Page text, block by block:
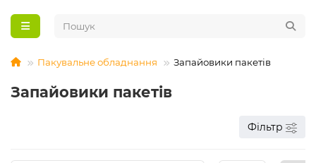
Пакувальне обладнання Запайовики пакетів
Запайовики пакетів
Фільтр